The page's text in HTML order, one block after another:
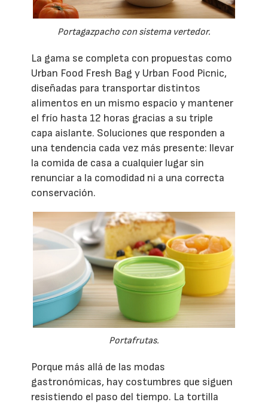
Portagazpacho con sistema vertedor.
La gama se completa con propuestas como
Urban Food Fresh Bag y Urban Food Picnic,
diseñadas para transportar distintos
alimentos en un mismo espacio y mantener
el frío hasta 12 horas gracias a su triple
capa aislante. Soluciones que responden a
una tendencia cada vez más presente: llevar
la comida de casa a cualquier lugar sin
renunciar a la comodidad ni a una correcta
conservación.
Portafrutas.
Porque más allá de las modas
gastronómicas, hay costumbres que siguen
resistiendo el paso del tiempo. La tortilla